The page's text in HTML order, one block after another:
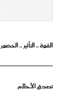
القوة .. التأثير .. الحضور
تصدق الأحلام